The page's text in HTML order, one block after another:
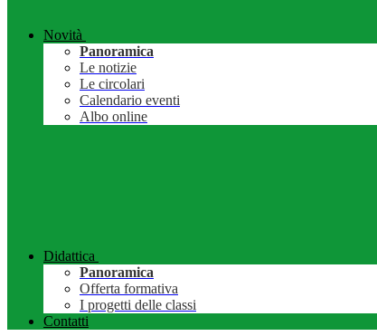
Novità
Panoramica
Le notizie
Le circolari
Calendario eventi
Albo online
Didattica
Panoramica
Offerta formativa
I progetti delle classi
Contatti